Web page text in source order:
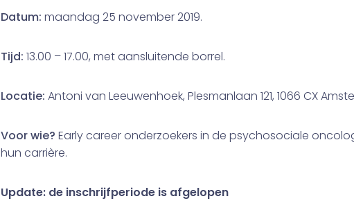
Datum: maandag 25 november 2019.
Tijd: 13.00 – 17.00, met aansluitende borrel.
Locatie: Antoni van Leeuwenhoek, Plesmanlaan 121, 1066 CX
Voor wie? Early career onderzoekers in de psychosociale
hun carrière.
Update: de inschrijfperiode is afgelopen